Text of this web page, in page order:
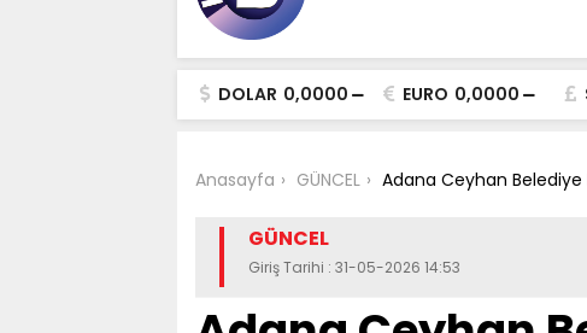
DOLAR 0,0000 EURO 0,0000
Anasayfa GÜNCEL Adana Ceyhan Belediye
GÜNCEL
Giriş Tarihi : 31-05-2026 14:53